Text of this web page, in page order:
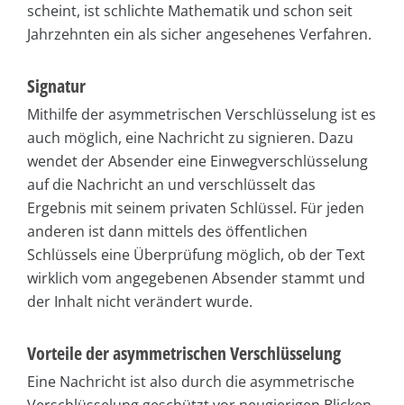
scheint, ist schlichte Mathematik und schon seit
Jahrzehnten ein als sicher angesehenes Verfahren.
Signatur
Mithilfe der asymmetrischen Verschlüsselung ist es
auch möglich, eine Nachricht zu signieren. Dazu
wendet der Absender eine Einwegverschlüsselung
auf die Nachricht an und verschlüsselt das
Ergebnis mit seinem privaten Schlüssel. Für jeden
anderen ist dann mittels des öffentlichen
Schlüssels eine Überprüfung möglich, ob der Text
wirklich vom angegebenen Absender stammt und
der Inhalt nicht verändert wurde.
Vorteile der asymmetrischen Verschlüsselung
Eine Nachricht ist also durch die asymmetrische